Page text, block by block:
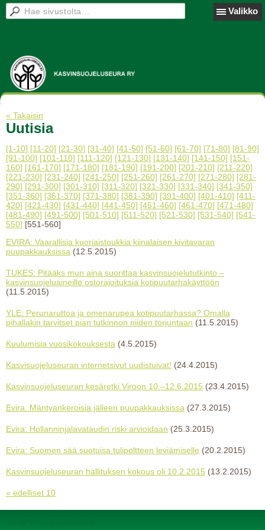
Valikko
« Takaisin
Uutisia
[1-10] [11-20] [21-30] [31-40] [41-50] [51-60] [61-70] [71-80] [81-90]
[91-100] [101-110] [111-120] [121-130] [131-140] [141-150] [151-
160] [161-170] [171-180] [181-190] [191-200] [201-210] [211-220]
[221-230] [231-240] [241-250] [251-260] [261-270] [271-280] [281-
290] [291-300] [301-310] [311-320] [321-330] [331-340] [341-350]
[351-360] [361-370] [371-380] [381-390] [391-400] [401-410] [411-
420] [421-430] [431-440] [441-450] [451-460] [461-470] [471-480]
[481-490] [491-500] [501-510] [511-520] [521-530] [531-540] [541-
550] [551-560]
EVIRA: Vaarallisia kuoriaistoukkia kiinalaisen kivitavaran
puupakkauksissa (12.5.2015)
TUKES: Pitääks mun aina suorittaa kasvinsuojelututkinto –
kasvinsuojeluaineille ostorajoituksia kotipuutarhakäyttöön
(11.5.2015)
YLE: Perunaruttoa ja omenarupea kotipuutarhassa? Omalla
pihallakin tarvitset pian tutkinnon niiden torjuntaan (11.5.2015)
Kuulumisia vuosikokouksesta (4.5.2015)
Kasvisuojeluseuran internetsivut uudistuivat! (24.4.2015)
Kasvinsuojeluseuran kesäretki Viroon 10.–12.6.2015 (23.4.2015)
Evira: Mäntyankeroisia jälleen puupakkauksissa (27.3.2015)
Evira: Hollanninjalavataudin riski arvioidaan (25.3.2015)
Evira: Suomen sää suotuisa tulipoltteen leviämiselle (20.2.2015)
Kasvinsuojeluseuran hallituksen kokous oli 10.2.2015 (13.2.2015)
« edelliset 10